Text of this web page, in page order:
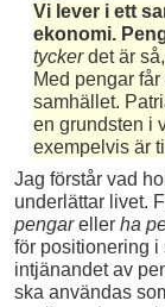
Vi lever i ett
ekonomi.
tyckerdet är
Med pengar
samhället.
en grundsten i
exempelvis är
Jag förstår vad
underlättar livet.
pengareller ha
för positionering i
intjänandet av
ska användas